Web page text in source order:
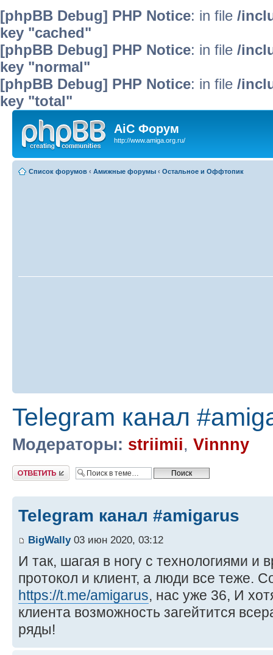
[phpBB Debug] PHP Notice: in file /
key "cached"
[phpBB Debug] PHP Notice: in file /
key "normal"
[phpBB Debug] PHP Notice: in file /
key "total"
AiC Форум
http://www.amiga.org.ru/
Список форумов ‹ Амижные форумы ‹ Остальное и Оффтопик
Telegram канал
Модераторы: striimii, Vinnny
Ответить
Telegram канал #amigarus
BigWally03 июн 2020, 03:12
И так, шагая в ногу с технологиями
протокол и клиент, а люди все теже.
https://t.me/amigarus, нас уже 36, И
клиента возможность загейтится
ряды!